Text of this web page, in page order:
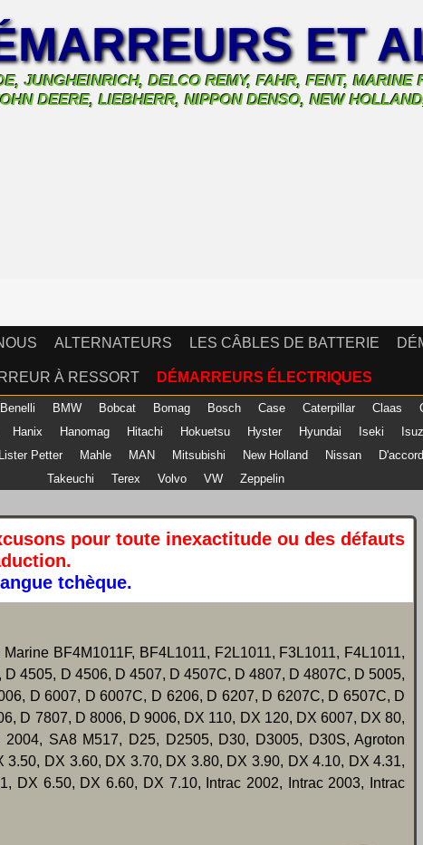
ET
JUNGHEINRICH, DELCO REMY, FAHR, FENT,
DEERE, LIEBHERR, NIPPON DENSO, NEW
ALTERNATEURS LES CÂBLES DE BATTERIE
À RESSORT DÉMARREURS ÉLECTRIQUES
Benelli BMW Bobcat Bomag Bosch Case Caterpillar Claas
Hanix Hanomag Hitachi Hokuetsu Hyster Hyundai Iseki
Lister Petter Mahle MAN Mitsubishi New Holland Nissan D'accord
Takeuchi
Terex Volvo VW Zeppelin
pour toute inexactitude ou des défauts
tchèque.
BF4M1011F, BF4L1011, F2L1011, F3L1011, F4L1011,
4505, D 4506, D 4507, D 4507C, D 4807, D 4807C, D 5005,
D 6007, D 6007C, D 6206, D 6207, D 6207C, D 6507C, D
D 7807, D 8006, D 9006, DX 110, DX 120, DX 6007, DX 80,
SA8 M517, D25, D2505, D30, D3005, D30S, Agroton
DX 3.60, DX 3.70, DX 3.80, DX 3.90, DX 4.10, DX 4.31,
DX 6.50, DX 6.60, DX 7.10, Intrac 2002, Intrac 2003, Intrac